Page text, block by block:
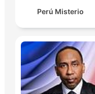
Perú Misterio